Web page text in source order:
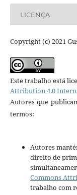
LICENÇA
Copyright (c) 2021
Este trabalho está
Attribution 4.0
Autores que
termos:
Autores
direito de
Commons
trabalho com